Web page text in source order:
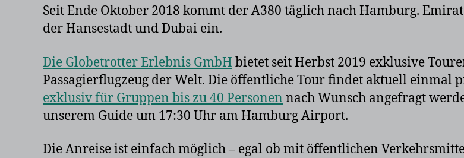
Seit Ende Oktober 2018 kommt der A380 täglich nach Hamburg.
der Hansestadt und Dubai ein.
Die Globetrotter Erlebnis GmbH bietet seit Herbst 2019 exklusive
Passagierflugzeug der Welt. Die öffentliche Tour findet aktuell einmal
exklusiv für Gruppen bis zu 40 Personen nach Wunsch angefragt
unserem Guide um 17:30 Uhr am Hamburg Airport.
Die Anreise ist einfach möglich – egal ob mit öffentlichen